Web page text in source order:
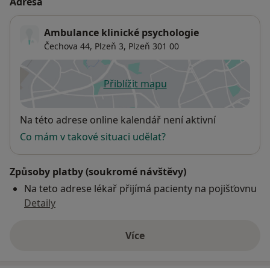
Ambulance klinické psychologie
Čechova 44, Plzeň 3, Plzeň 301 00
Přiblížit mapuse otevře v nové záložce
Dostupnost
Na této adrese online kalendář není aktivní
Co mám v takové situaci udělat?
Způsoby platby (soukromé návštěvy)
Na teto adrese lékař přijímá pacienty na pojišťovnu
Detaily
Víceo adrese